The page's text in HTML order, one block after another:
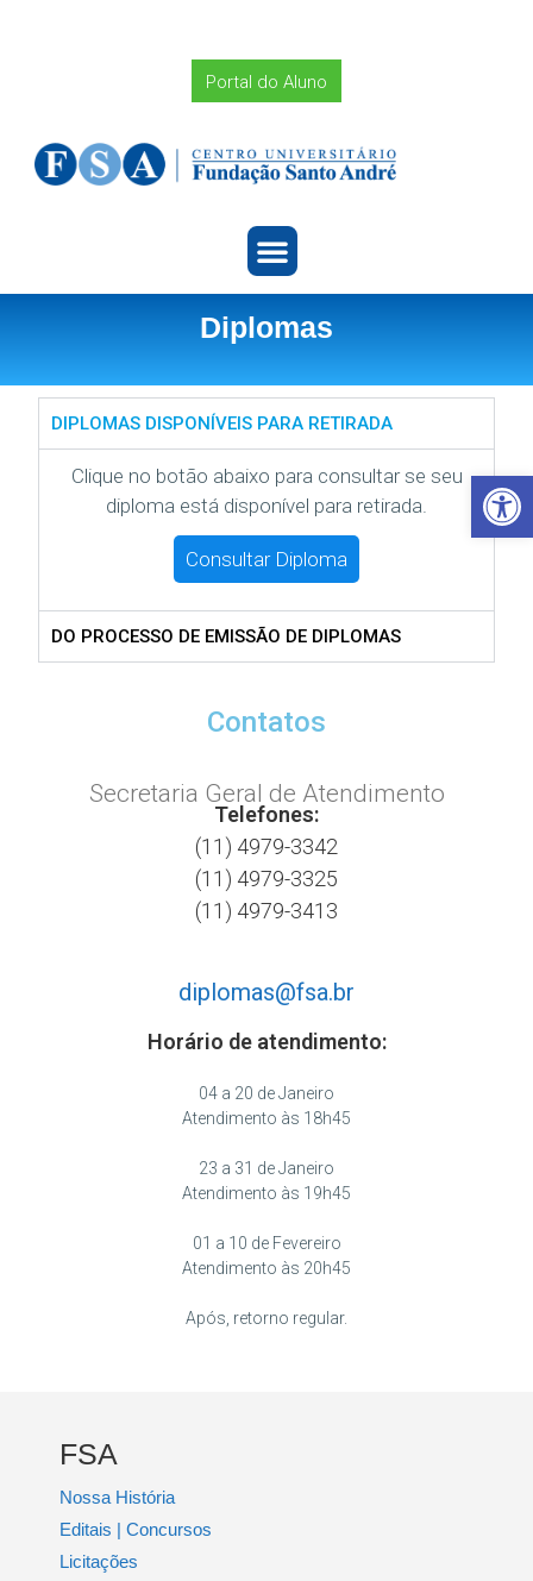
Barra de Ferramentas Aberta
Portal do Aluno
Diplomas
DIPLOMAS DISPONÍVEIS PARA RETIRADA
Clique no botão abaixo para consultar se seu
diploma está disponível para retirada.
Consultar Diploma
DO PROCESSO DE EMISSÃO DE DIPLOMAS
Contatos
Secretaria Geral de Atendimento
Telefones:
(11) 4979-3342
(11) 4979-3325
(11) 4979-3413
diplomas@fsa.br
Horário de atendimento:
04 a 20 de Janeiro
Atendimento às 18h45
23 a 31 de Janeiro
Atendimento às 19h45
01 a 10 de Fevereiro
Atendimento às 20h45
Após, retorno regular.
FSA
Nossa História
Editais | Concursos
Licitações